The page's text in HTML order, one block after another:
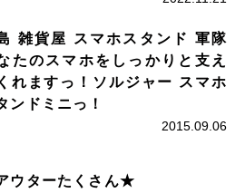
雑貨屋 スマホスタンド 軍隊
たのスマホをしっかりと支え
れますっ！ソルジャー スマホ
ンドミニっ！
2015.09.06
ウターたくさん★